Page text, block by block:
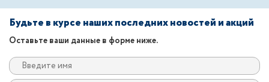
Будьте в курсе наших последних новостей и акций
Оставьте ваши данные в форме ниже.